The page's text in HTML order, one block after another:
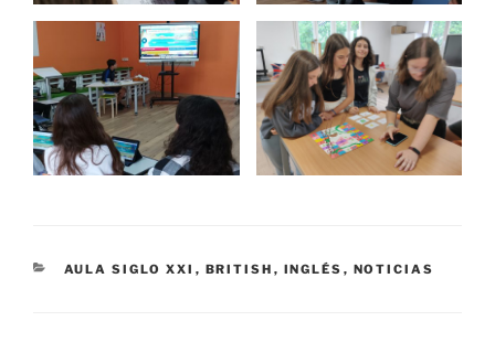
CATEGORÍAS
AULA SIGLO XXI , BRITISH , INGLÉS , NOTICIAS